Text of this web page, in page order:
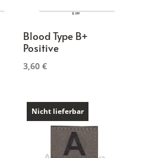
Blood Type B+
Positive
3,60€
Nicht lieferbar